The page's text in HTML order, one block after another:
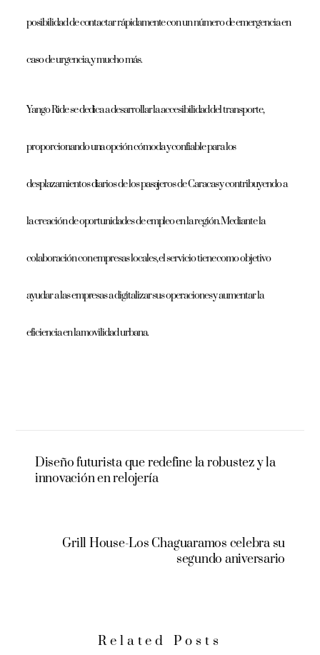
posibilidad de contactar rápidamente con un número de emergencia en
caso de urgencia, y mucho más.
Yango Ride se dedica a desarrollar la accesibilidad del transporte,
proporcionando una opción cómoda y confiable para los
desplazamientos diarios de los pasajeros de Caracas y contribuyendo a
la creación de oportunidades de empleo en la región. Mediante la
colaboración con empresas locales, el servicio tiene como objetivo
ayudar a las empresas a digitalizar sus operaciones y aumentar la
eficiencia en la movilidad urbana.
Diseño futurista que redefine la robustez y la
innovación en relojería
Grill House-Los Chaguaramos celebra su
segundo aniversario
Related Posts